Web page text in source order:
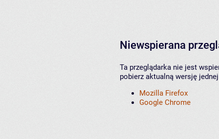
Niewspierana
Ta przeglądarka nie jest
pobierz aktualną wersję
Mozilla Firefox
Google Chrome